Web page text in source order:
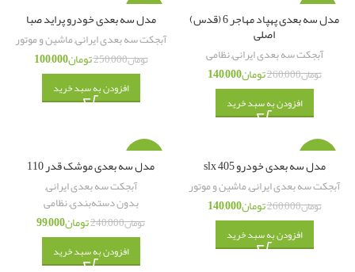
-46% مدل سه بعدی پهپاد مهاجر 6 (قدس)
اصلی
آبجکت سه بعدی ایرانی,نظامی
تومان260,000تومان140,000
افزودن به سبد خرید
-60%
مدل سه بعدی خودرو پراید صبا
آبجکت سه بعدی ایرانی,ماشین و موتور
تومان250,000تومان100,000
افزودن به سبد خرید
-46%
مدل سه بعدی خودرو 405 slx
آبجکت سه بعدی ایرانی,ماشین و موتور
تومان260,000تومان140,000
افزودن به سبد خرید
-59%
مدل سه بعدی موشک قدر 110
آبجکت سه بعدی ایرانی,
بدون دسته‌بندی,نظامی
تومان240,000تومان99,000
افزودن به سبد خرید